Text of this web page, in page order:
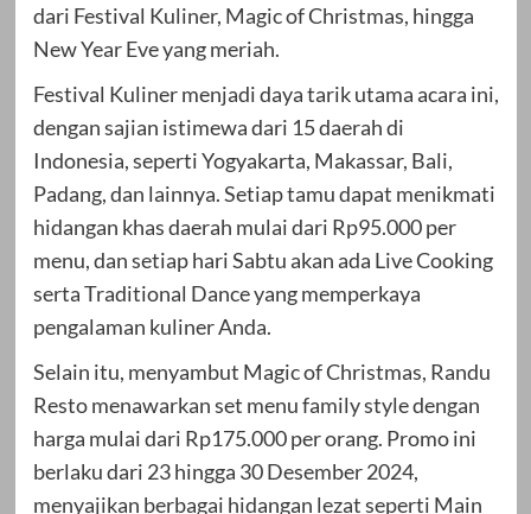
dari Festival Kuliner, Magic of Christmas, hingga
New Year Eve yang meriah.
Festival Kuliner menjadi daya tarik utama acara ini,
dengan sajian istimewa dari 15 daerah di
Indonesia, seperti Yogyakarta, Makassar, Bali,
Padang, dan lainnya. Setiap tamu dapat menikmati
hidangan khas daerah mulai dari Rp95.000 per
menu, dan setiap hari Sabtu akan ada Live Cooking
serta Traditional Dance yang memperkaya
pengalaman kuliner Anda.
Selain itu, menyambut Magic of Christmas, Randu
Resto menawarkan set menu family style dengan
harga mulai dari Rp175.000 per orang. Promo ini
berlaku dari 23 hingga 30 Desember 2024,
menyajikan berbagai hidangan lezat seperti Main